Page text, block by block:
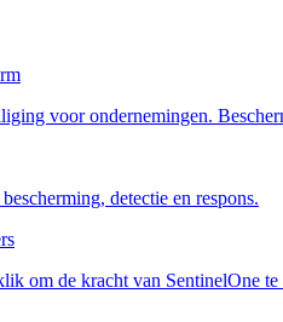
voor ondernemingen.
detectie en respons.
om de kracht van SentinelOne te